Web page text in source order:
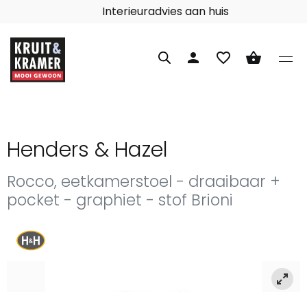
Interieuradvies aan huis
person favorite_border shopping_basket
Henders & Hazel
Rocco, eetkamerstoel - draaibaar +
pocket - graphiet - stof Brioni